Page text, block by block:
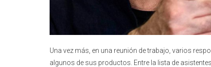
Una vez más, en una reunión de trabajo, varios
algunos de sus productos. Entre la lista de